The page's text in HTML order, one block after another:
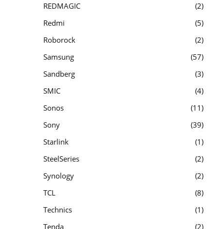
REDMAGIC
2
Redmi
5
Roborock
2
Samsung
57
Sandberg
3
SMIC
4
Sonos
11
Sony
39
Starlink
1
SteelSeries
2
Synology
2
TCL
8
Technics
1
Tenda
2